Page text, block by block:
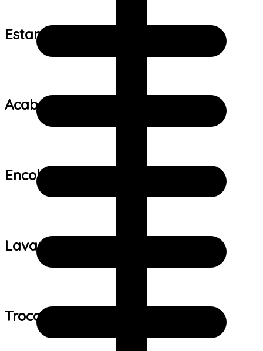
Estampa:
Acabamento:
Encolhimento:
Lavagem:
Trocas e devoluções: